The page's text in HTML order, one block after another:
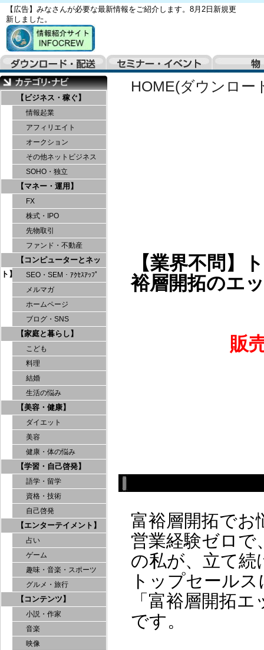
【広告】みなさんが必要な最新情報をご紹介します。8月2日新規更
新しました。
【ビジネス・稼ぐ】
情報起業
アフィリエイト
オークション
その他ネットビジネス
SOHO・独立
【マネー・運用】
FX
株式・IPO
先物取引
ファンド・不動産
【コンピューターとネッ
ト】
SEO・SEM・ｱｸｾｽｱｯﾌﾟ
メルマガ
ホームページ
ブログ・SNS
【家庭と暮らし】
こども
料理
結婚
生活の悩み
【美容・健康】
ダイエット
美容
健康・体の悩み
【学習・自己啓発】
語学・留学
資格・技術
自己啓発
【エンターテイメント】
占い
ゲーム
趣味・音楽・スポーツ
グルメ・旅行
【コンテンツ】
小説・作家
音楽
映像
HOME(ダウンロー
【業界不問】
裕層開拓のエ
販
富裕層開拓でお
営業経験ゼロで
の私が、立て続
トップセール
「富裕層開拓
です。